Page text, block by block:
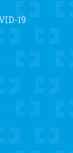
19